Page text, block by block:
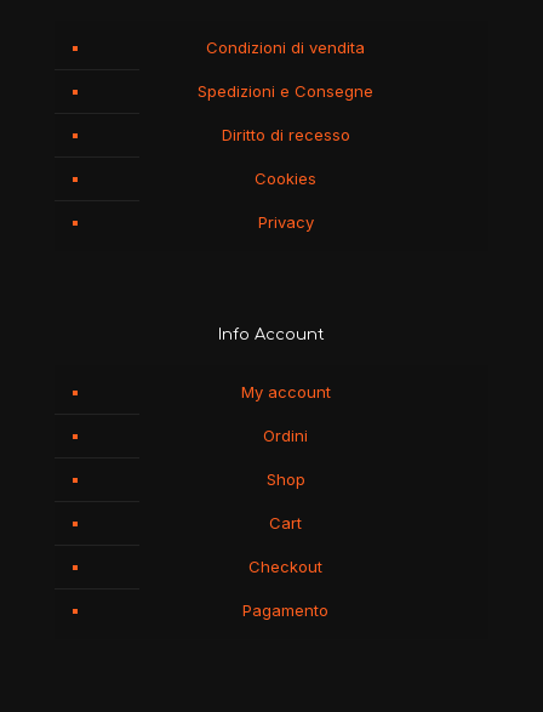
Condizioni di vendita
Spedizioni e Consegne
Diritto di recesso
Cookies
Privacy
Info Account
My account
Ordini
Shop
Cart
Checkout
Pagamento